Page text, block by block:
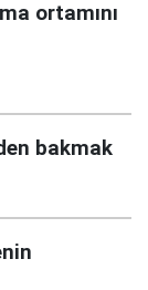
ortamını
bakmak